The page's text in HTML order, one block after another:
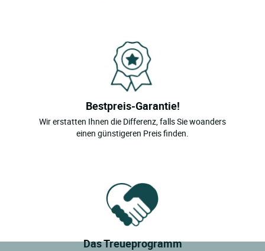
Bestpreis-Garantie!
Wir erstatten Ihnen die Differenz, falls Sie woanders
einen günstigeren Preis finden.
Das Treueprogramm